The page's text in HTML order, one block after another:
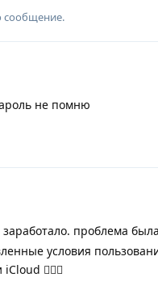
сообщение.
не помню
заработало. проблема
условия
🤦🏽‍♀️